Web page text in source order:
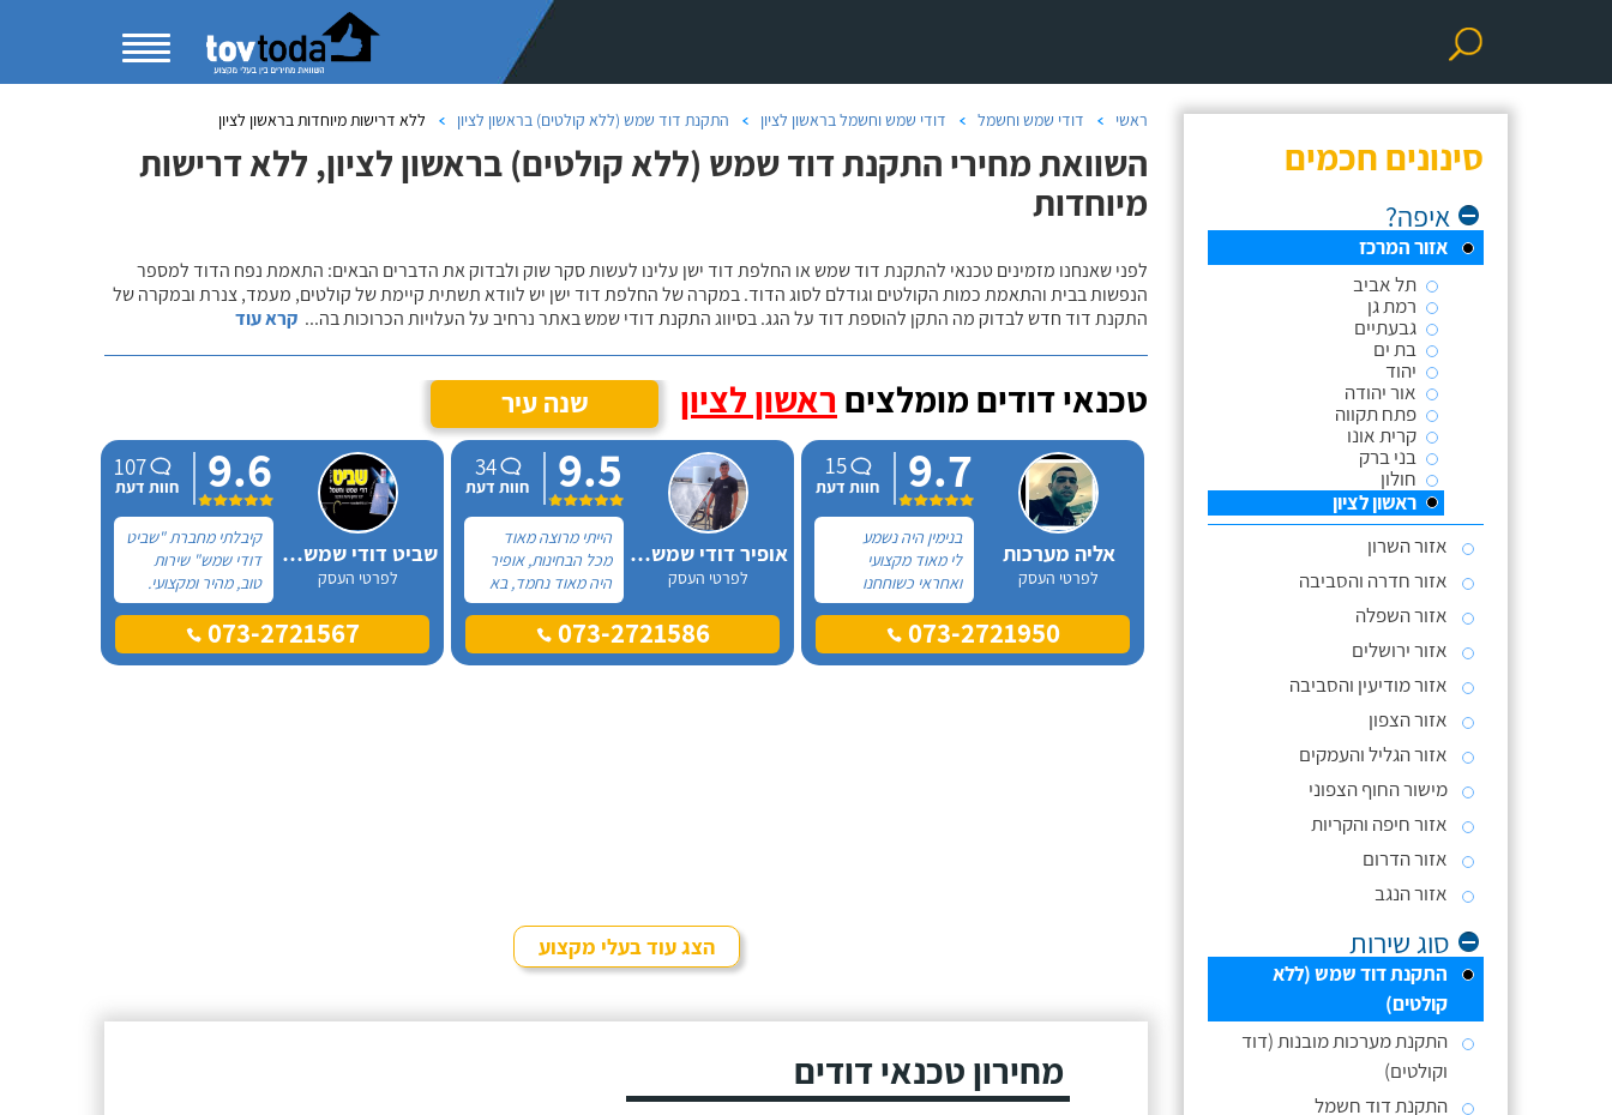
סינונים חכמים
איפה?
אזור המרכז
תל אביב
רמת גן
גבעתיים
בת ים
יהוד
אור יהודה
פתח תקווה
קרית אונו
בני ברק
חולון
ראשון לציון
אזור השרון
אזור חדרה והסביבה
אזור השפלה
אזור ירושלים
אזור מודיעין והסביבה
אזור הצפון
אזור הגליל והעמקים
מישור החוף הצפוני
אזור חיפה והקריות
אזור הדרום
אזור הנגב
סוג שירות
התקנת דוד שמש (ללא
קולטים)
התקנת מערכות מובנות (דוד
וקולטים)
התקנת דוד חשמל
ראשי דודי שמש וחשמל דודי שמש וחשמל בראשון לציון התקנת דוד שמש (ללא קולטים) בראשון לציון ללא דרישות מיוחדות בראשון לציון
השוואת מחירי התקנת דוד שמש (ללא קולטים) בראשון לציון, ללא דרישות
מיוחדות
לפני שאנחנו מזמינים טכנאי להתקנת דוד שמש או החלפת דוד ישן עלינו לעשות סקר שוק ולבדוק את הדברים הבאים: התאמת נפח הדוד למספר
הנפשות בבית והתאמת כמות הקולטים וגודלם לסוג הדוד. במקרה של החלפת דוד ישן יש לוודא תשתית קיימת של קולטים, מעמד, צנרת ובמקרה של
התקנת דוד חדש לבדוק מה התקן להוספת דוד על הגג. בסיווג התקנת דודי שמש באתר נרחיב על העלויות הכרוכות בה... קרא עוד
טכנאי דודים מומלצים ראשון לציון שנה עיר
אליה מערכות
לפרטי העסק
9.7
15
חוות דעת
בנימין היה נשמע
לי מאוד מקצועי
ואחראי כשוחחנו
בטלפון לכן, הזמנתי
אותו להחלפת דוד
שמש וקולטים בבניין בו073-2721950
אופיר דודי שמש וחשמל
לפרטי העסק
9.5
34
חוות דעת
הייתי מרוצה מאוד
מכל הבחינות, אופיר
היה מאוד נחמד, בא
לפני לראות את
המיקום של ההתקנה,
המחיר היה הוגן מאוד.073-2721586
שביט דודי שמש וחשמל בע"מ
לפרטי העסק
9.6
107
חוות דעת
קיבלתי מחברת "שביט
דודי שמש" שירות
טוב, מהיר ומקצועי.
הזמנתי אותם לא
מזמן, כשהתפוצץ לי
הדוד שמש של
073-2721567
הצג עוד בעלי מקצוע
מחירון טכנאי דודים